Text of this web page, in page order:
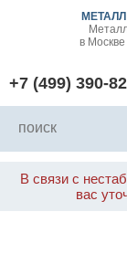
в
+7 (499) 390-
В связи с
вас